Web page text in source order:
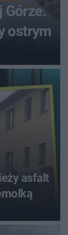
Górze.
ostrym
asfalt